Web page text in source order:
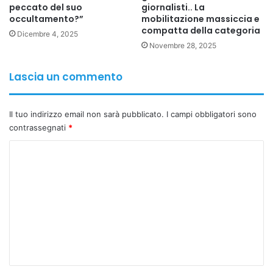
peccato del suo
occultamento?”
Dicembre 4, 2025
giornalisti.. La
mobilitazione massiccia e
compatta della categoria
Novembre 28, 2025
Lascia un commento
Il tuo indirizzo email non sarà pubblicato. I campi obbligatori sono
contrassegnati *